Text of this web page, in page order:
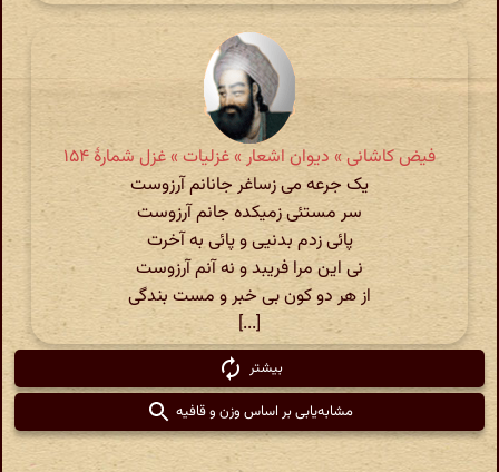
فیض کاشانی » دیوان اشعار » غزلیات » غزل شمارهٔ ۱۵۴
یک جرعه می زساغر جانانم آرزوست
سر مستئی زمیکده جانم آرزوست
پائی زدم بدنیی و پائی به آخرت
نی این مرا فریبد و نه آنم آرزوست
از هر دو کون بی خبر و مست بندگی
[...]
بیشتر
مشابه‌یابی بر اساس وزن و قافیه